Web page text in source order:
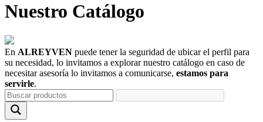
Nuestro Catálogo
En ALREYVEN puede tener la seguridad de ubicar el perfil para
su necesidad, lo invitamos a explorar nuestro catálogo en caso de
necesitar asesoría lo invitamos a comunicarse, estamos para
servirle.